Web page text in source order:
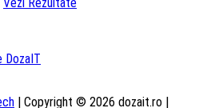
DozaIT
| Copyright © 2026 dozait.ro |